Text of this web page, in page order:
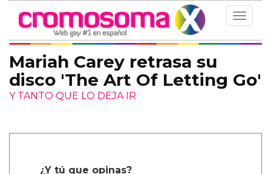
Toggle
Mariah Carey retrasa su
disco 'The Art Of Letting Go'
Y TANTO QUE LO DEJA IR
¿Y tú que opinas?